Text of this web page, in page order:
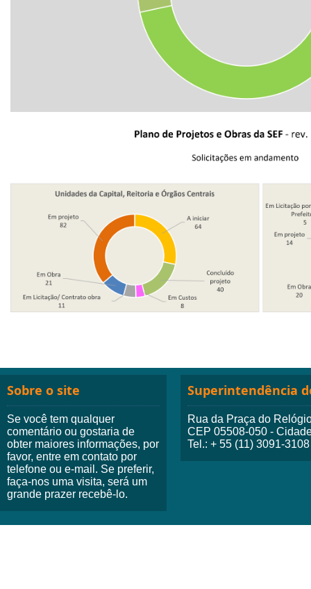
Sobre o site
Se você tem qualquer
comentário ou gostaria de
obter maiores informações, por
favor, entre em contato por
telefone ou e-mail. Se preferir,
faça-nos uma visita, será um
grande prazer recebê-lo.
Superintendência
Rua da Praça do
CEP 05508-050 -
Tel.: + 55 (11) 3091-3108